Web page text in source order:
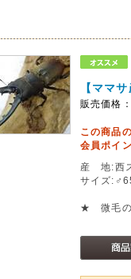
【ママ
販売価格
この商品
会員ポイ
産 地:西
サイズ
★ 微毛の